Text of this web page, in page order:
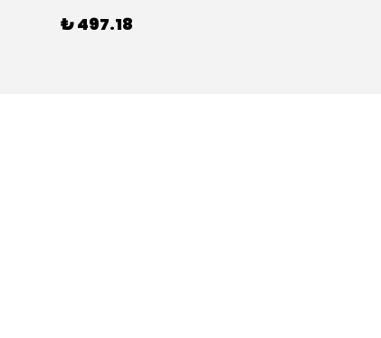
₺ 497.18